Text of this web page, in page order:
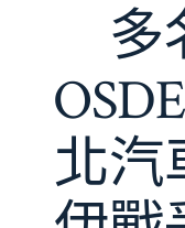
多
北汽